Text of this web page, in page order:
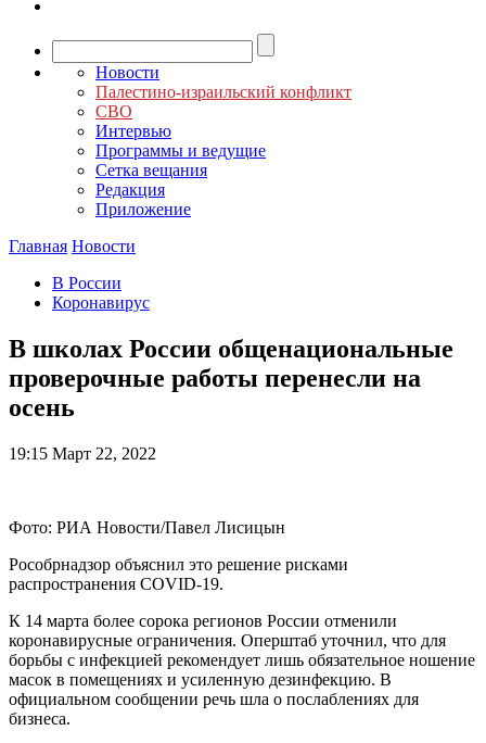
Новости
Палестино-израильский конфликт
СВО
Интервью
Программы и ведущие
Сетка вещания
Редакция
Приложение
Главная Новости
В России
Коронавирус
В школах России общенациональные
проверочные работы перенесли на
осень
19:15 Март 22, 2022
Фото: РИА Новости/Павел Лисицын
Рособрнадзор объяснил это решение рисками
распространения COVID-19.
К 14 марта более сорока регионов России отменили
коронавирусные ограничения. Оперштаб уточнил, что для
борьбы с инфекцией рекомендует лишь обязательное ношение
масок в помещениях и усиленную дезинфекцию. В
официальном сообщении речь шла о послаблениях для
бизнеса.